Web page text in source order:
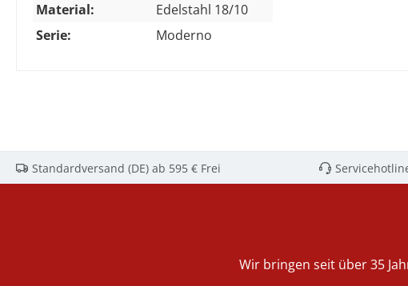
Material:
Edelstahl 18/10
Serie:
Moderno
Standardversand (DE) ab 595 € Frei
Wir bringen seit über 35